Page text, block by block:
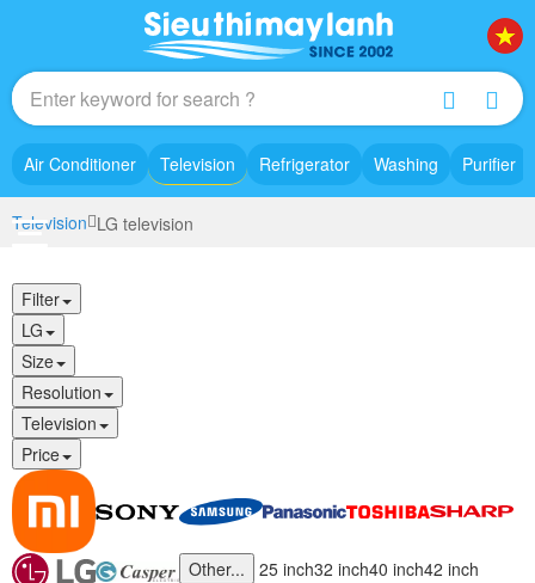
Air Conditioner Television Refrigerator Washing Purifier
Television LG television
Filter
LG
Size
Resolution
Television
Price
Other... 25 inch32 inch40 inch42 inch